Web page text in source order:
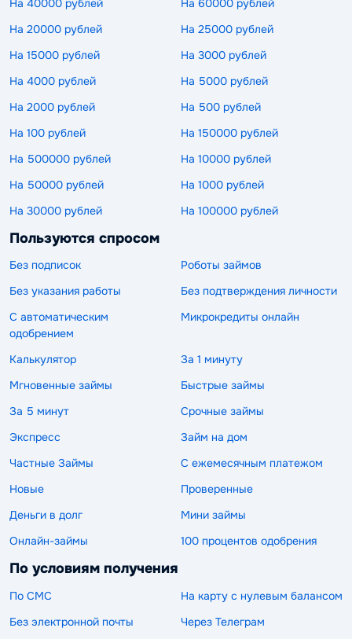
На 20000 рублей
На 25000 рублей
На 15000 рублей
На 3000 рублей
На 4000 рублей
На 5000 рублей
На 2000 рублей
На 500 рублей
На 100 рублей
На 150000 рублей
На 500000 рублей
На 10000 рублей
На 50000 рублей
На 1000 рублей
На 30000 рублей
На 100000 рублей
Пользуются спросом
Без подписок
Роботы займов
Без указания работы
Без подтверждения личности
С автоматическим
одобрением
Микрокредиты онлайн
Калькулятор
За 1 минуту
Мгновенные займы
Быстрые займы
За 5 минут
Срочные займы
Экспресс
Займ на дом
Частные Займы
С ежемесячным платежом
Новые
Проверенные
Деньги в долг
Мини займы
Онлайн-займы
100 процентов одобрения
По условиям получения
По СМС
На карту с нулевым балансом
Без электронной почты
Через Телеграм